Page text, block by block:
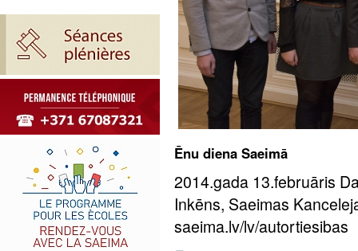
Ēnu diena Saeimā
2014.gada 13.februāris
Inkēns, Saeimas
saeima.lv/lv/autortiesibas